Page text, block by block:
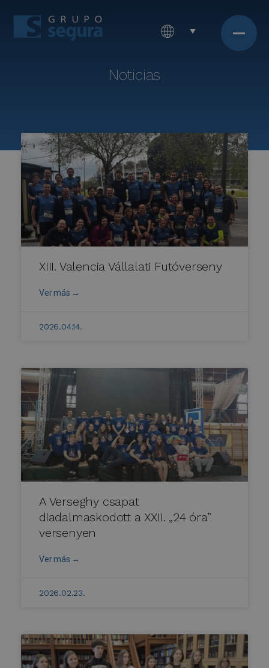
Noticias
XIII. Valencia Vállalati Futóverseny
Ver más →
2026.04.14.
A Verseghy csapat
diadalmaskodott a XXII. „24 óra”
versenyen
Ver más →
2026.02.23.